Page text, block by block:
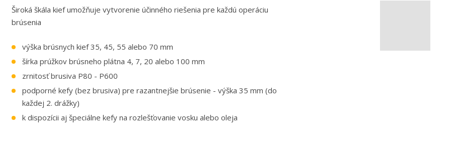
Široká škála kief umožňuje vytvorenie účinného riešenia pre každú operáciu
brúsenia
výška brúsnych kief 35, 45, 55 alebo 70 mm
šírka prúžkov brúsneho plátna 4, 7, 20 alebo 100 mm
zrnitosť brusiva P80 - P600
podporné kefy (bez brusiva) pre razantnejšie brúsenie - výška 35 mm (do
každej 2. drážky)
k dispozícii aj špeciálne kefy na rozlešťovanie vosku alebo oleja